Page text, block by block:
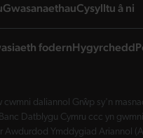
landing page
Gwasanaethaulanding page
Cysylltu â ni
fodernHygyrchedd
daliannol Grŵp sy'n
Datblygu Cymru ccc yn
Ymddygiad Ariannol